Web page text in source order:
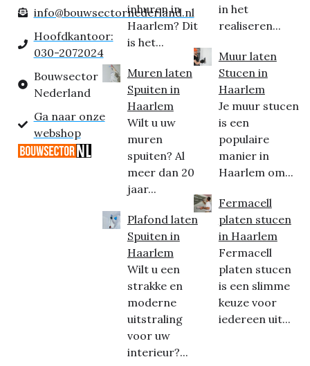
info@bouwsectornederland.nl
Hoofdkantoor:
030-2072024
Bouwsector
Nederland
Ga naar onze
webshop
inhuren in
Haarlem? Dit
is het...
Muren laten
Spuiten in
Haarlem
Wilt u uw
muren
spuiten? Al
meer dan 20
jaar...
Plafond laten
Spuiten in
Haarlem
Wilt u een
strakke en
moderne
uitstraling
voor uw
interieur?...
in het
realiseren...
Muur laten
Stucen in
Haarlem
Je muur stucen
is een
populaire
manier in
Haarlem om...
Fermacell
platen stucen
in Haarlem
Fermacell
platen stucen
is een slimme
keuze voor
iedereen uit...